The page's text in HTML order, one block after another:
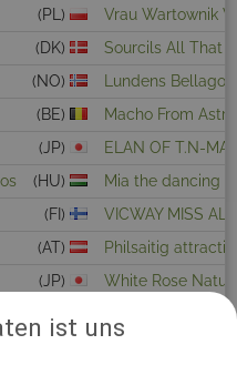
ist uns
(PL)
Vrau Wartownik
(DK)
Sourcils All That
(NO)
Lundens
(BE)
Macho From
(JP)
ELAN OF T.N-
(HU)
Mia the dancing
(FI)
VICWAY MISS
(AT)
Philsaitig
(JP)
White Rose
Royal Fantasy